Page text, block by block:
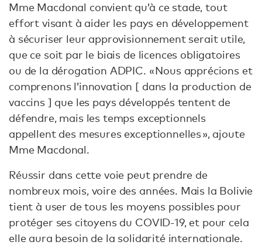
Mme Macdonal convient qu’à ce stade, tout
effort visant à aider les pays en développement
à sécuriser leur approvisionnement serait utile,
que ce soit par le biais de licences obligatoires
ou de la dérogation ADPIC. « Nous apprécions et
comprenons l’innovation [ dans la production de
vaccins ] que les pays développés tentent de
défendre, mais les temps exceptionnels
appellent des mesures exceptionnelles », ajoute
Mme Macdonal.
Réussir dans cette voie peut prendre de
nombreux mois, voire des années. Mais la Bolivie
tient à user de tous les moyens possibles pour
protéger ses citoyens du COVID-19, et pour cela
elle aura besoin de la solidarité internationale.